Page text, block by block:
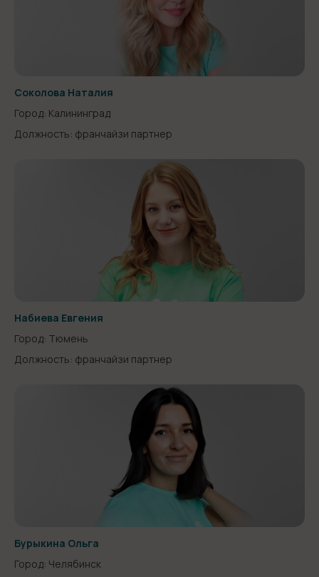
Соколова Наталия
Город: Калининград
Должность: франчайзи партнер
Набиева Евгения
Город: Тюмень
Должность: франчайзи партнер
Бурыкина Ольга
Город: Челябинск